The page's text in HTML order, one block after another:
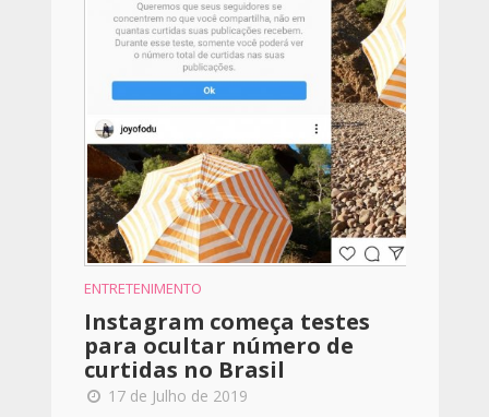
ENTRETENIMENTO
Instagram começa testes
para ocultar número de
curtidas no Brasil
17 de Julho de 2019